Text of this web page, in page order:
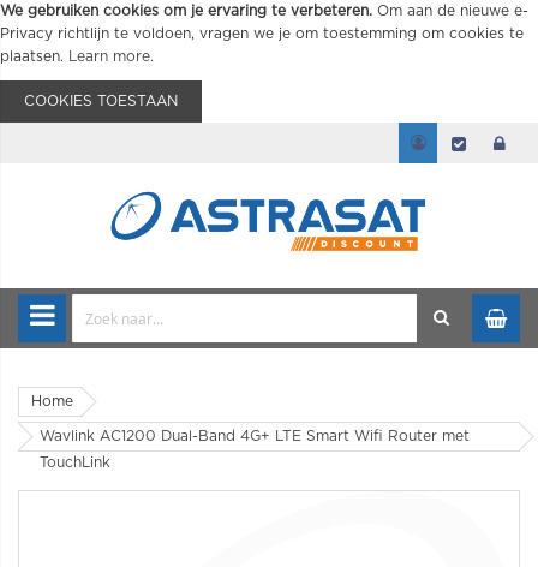
We gebruiken cookies om je ervaring te verbeteren. Om aan de nieuwe e-
Privacy richtlijn te voldoen, vragen we je om toestemming om cookies te
plaatsen.
Learn more.
COOKIES TOESTAAN
Home
Wavlink AC1200 Dual-Band 4G+ LTE Smart Wifi Router met
TouchLink